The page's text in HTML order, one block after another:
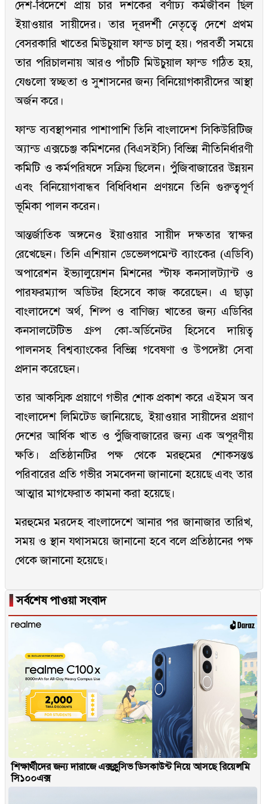
দেশ-বিদেশে প্রায় চার দশকের বর্ণাঢ্য কর্মজীবন ছিল
ইয়াওয়ার সায়ীদের। তার দূরদর্শী নেতৃত্বে দেশে প্রথম
বেসরকারি খাতের মিউচুয়াল ফান্ড চালু হয়। পরবর্তী সময়ে
তার পরিচালনায় আরও পাঁচটি মিউচুয়াল ফান্ড গঠিত হয়,
যেগুলো স্বচ্ছতা ও সুশাসনের জন্য বিনিয়োগকারীদের আস্থা
অর্জন করে।
ফান্ড ব্যবস্থাপনার পাশাপাশি তিনি বাংলাদেশ সিকিউরিটিজ
অ্যান্ড এক্সচেঞ্জ কমিশনের (বিএসইসি) বিভিন্ন নীতিনির্ধারণী
কমিটি ও কর্মপরিষদে সক্রিয় ছিলেন। পুঁজিবাজারের উন্নয়ন
এবং বিনিয়োগবান্ধব বিধিবিধান প্রণয়নে তিনি গুরুত্বপূর্ণ
ভূমিকা পালন করেন।
আন্তর্জাতিক অঙ্গনেও ইয়াওয়ার সায়ীদ দক্ষতার স্বাক্ষর
রেখেছেন। তিনি এশিয়ান ডেভেলপমেন্ট ব্যাংকের (এডিবি)
অপারেশন ইভ্যালুয়েশন মিশনের স্টাফ কনসালট্যান্ট ও
পারফরম্যান্স অডিটর হিসেবে কাজ করেছেন। এ ছাড়া
বাংলাদেশে অর্থ, শিল্প ও বাণিজ্য খাতের জন্য এডিবির
কনসালটেটিভ গ্রুপ কো-অর্ডিনেটর হিসেবে দায়িত্ব
পালনসহ বিশ্বব্যাংকের বিভিন্ন গবেষণা ও উপদেষ্টা সেবা
প্রদান করেছেন।
তার আকস্মিক প্রয়াণে গভীর শোক প্রকাশ করে এইমস অব
বাংলাদেশ লিমিটেড জানিয়েছে, ইয়াওয়ার সায়ীদের প্রয়াণ
দেশের আর্থিক খাত ও পুঁজিবাজারের জন্য এক অপূরণীয়
ক্ষতি। প্রতিষ্ঠানটির পক্ষ থেকে মরহুমের শোকসন্তপ্ত
পরিবারের প্রতি গভীর সমবেদনা জানানো হয়েছে এবং তার
আত্মার মাগফেরাত কামনা করা হয়েছে।
মরহুমের মরদেহ বাংলাদেশে আনার পর জানাজার তারিখ,
সময় ও স্থান যথাসময়ে জানানো হবে বলে প্রতিষ্ঠানের পক্ষ
থেকে জানানো হয়েছে।
▐সর্বশেষ পাওয়া সংবাদ
শিক্ষার্থীদের জন্য দারাজে এক্সক্লুসিভ ডিসকাউন্ট নিয়ে আসছে রিয়েলমি
সি১০০এক্স